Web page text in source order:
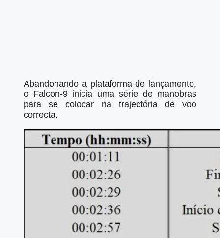
Abandonando a plataforma de lançamento,
o Falcon-9 inicia uma série de manobras
para se colocar na trajectória de voo
correcta.